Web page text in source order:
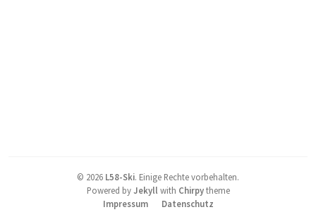
© 2026 L58-Ski. Einige Rechte vorbehalten.
Powered byJekyll with Chirpytheme
Impressum
Datenschutz